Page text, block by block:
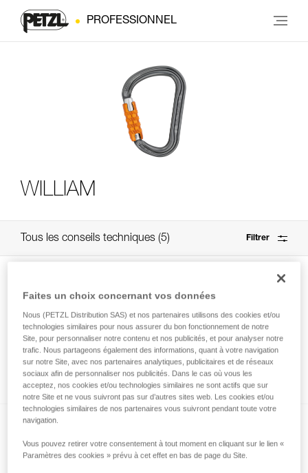
PROFESSIONNEL
WILLIAM
Tous les conseils techniques 5 Filtrer
Les systèmes de verrouillage de
mousquetons
Faites un choix concernant vos données
Nous (PETZL Distribution SAS) et nos partenaires utilisons des cookies et/ou
technologies similaires pour nous assurer du bon fonctionnement de notre
Site, pour personnaliser notre contenu et nos publicités, et pour analyser notre
trafic. Nous partageons également des informations, quant à votre navigation
sur notre Site, avec nos partenaires analytiques, publicitaires et de réseaux
sociaux afin de personnaliser nos publicités. Dans le cas où vous les
acceptez, nos cookies et/ou technologies similaires ne sont actifs que sur
notre Site et ne vous suivront pas sur d’autres sites web. Les cookies et/ou
technologies similaires de nos partenaires vous suivront pendant toute votre
navigation.
Vous pouvez retirer votre consentement à tout moment en cliquant sur le lien «
Paramètres des cookies » prévu à cet effet en bas de page du Site.